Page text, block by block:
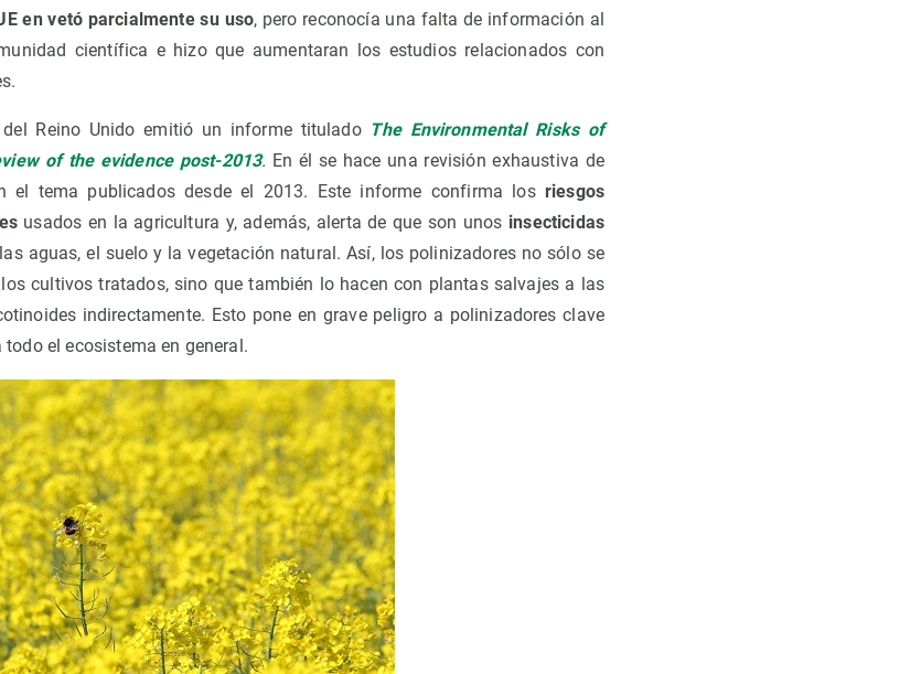
en vetó parcialmente su uso, pero reconocía una falta de información al
científica e hizo que aumentaran los estudios relacionados con
del Reino Unido emitió un informe titulado The Environmental Risks of
of the evidence post-2013. En él se hace una revisión exhaustiva de
el tema publicados desde el 2013. Este informe confirma los riesgos
usados ​​en la agricultura y, además, alerta de que son unos insecticidas
aguas, el suelo y la vegetación natural. Así, los polinizadores no sólo se
cultivos tratados, sino que también lo hacen con plantas salvajes a las
indirectamente. Esto pone en grave peligro a polinizadores clave
el ecosistema en general.